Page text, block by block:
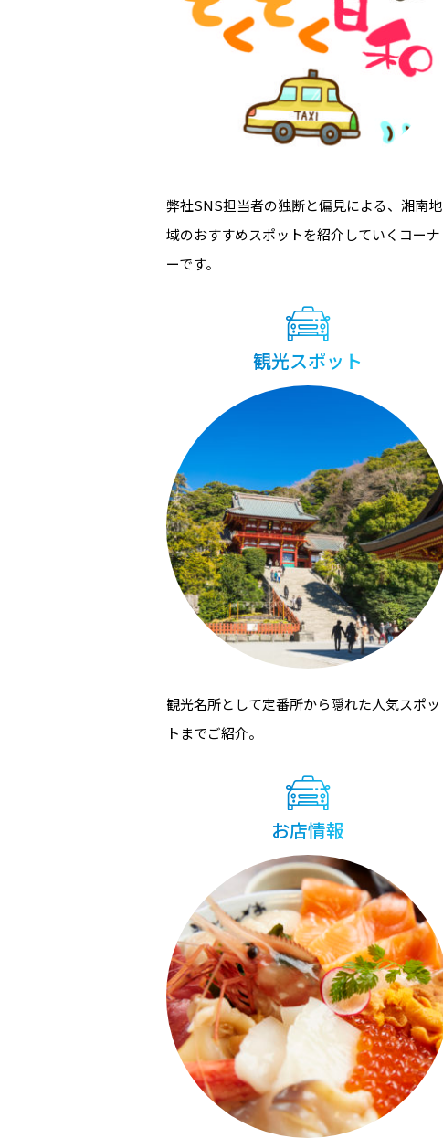
弊社SNS担当者の独断と偏見による、湘南地
域のおすすめスポットを紹介していくコーナ
ーです。
観光スポット
観光名所として定番所から隠れた⼈気スポッ
トまでご紹介。
お店情報